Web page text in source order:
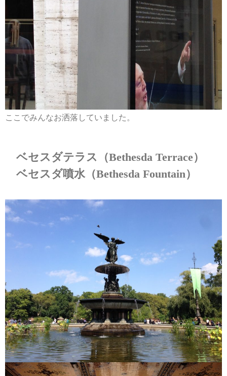
ここでみんなお洒落していました。
ベセスダテラス（Bethesda Terrace）
ベセスダ噴水（Bethesda Fountain）